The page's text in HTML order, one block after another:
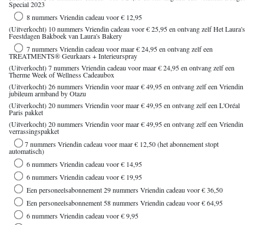
Special 2023
8 nummers Vriendin cadeau voor € 12,95
(Uitverkocht) 10 nummers Vriendin cadeau voor € 25,95 en ontvang zelf Het Laura's
Feestdagen Bakboek van Laura's Bakery
7 nummers Vriendin cadeau voor maar € 24,95 en ontvang zelf een
TREATMENTS® Geurkaars + Interieurspray
(Uitverkocht) 7 nummers Vriendin cadeau voor maar € 24,95 en ontvang zelf een
Therme Week of Wellness Cadeaubox
(Uitverkocht) 26 nummers Vriendin voor maar € 49,95 en ontvang zelf een Vriendin
jubileum armband by Otazu
(Uitverkocht) 20 nummers Vriendin voor maar € 49,95 en ontvang zelf een L'Oréal
Paris pakket
(Uitverkocht) 20 nummers Vriendin voor maar € 49,95 en ontvang zelf een Vriendin
verrassingspakket
7 nummers Vriendin cadeau voor maar € 12,50 (het abonnement stopt
automatisch)
6 nummers Vriendin cadeau voor € 14,95
6 nummers Vriendin cadeau voor € 19,95
Een personeelsabonnement 29 nummers Vriendin cadeau voor € 36,50
Een personeelsabonnement 58 nummers Vriendin cadeau voor € 64,95
6 nummers Vriendin cadeau voor € 9,95